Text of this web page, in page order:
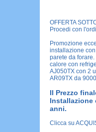
OFFERTA
Procedi con
Promozione
installazione
parete da
calore con
AJ050TX con 2
AR09TX da
Il Prezzo
Installazione
anni.
Clicca su